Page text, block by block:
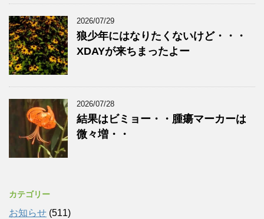
2026/07/29
狼少年にはなりたくないけど・・・
XDAYが来ちまったよー
2026/07/28
結果はビミョー・・腫瘍マーカーは
微々増・・
カテゴリー
お知らせ (511)